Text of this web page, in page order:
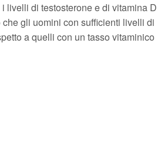
livelli di testosterone e di vitamina D
gli uomini con sufficienti livelli di
a quelli con un tasso vitaminico